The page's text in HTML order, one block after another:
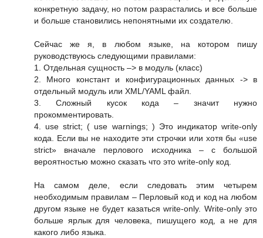
конкретную задачу, но потом разрастались и все больше
и больше становились непонятными их создателю.
Сейчас же я, в любом языке, на котором пишу
руководствуюсь следующими правилами:
1. Отдельная сущность –> в модуль (класс)
2. Много констант и конфигурационных данных -> в
отдельный модуль или XML/YAML файл.
3. Сложный кусок кода – значит нужно
прокомментировать.
4. use strict; ( use warnings; ) Это индикатор write-only
кода. Если вы не находите эти строчки или хотя бы «use
strict» вначале перлового исходника – с большой
вероятностью можно сказать что это write-only код.
На самом деле, если следовать этим четырем
необходимым правилам – Перловый код и код на любом
другом языке не будет казаться write-only. Write-only это
больше ярлык для человека, пишущего код, а не для
какого либо языка.